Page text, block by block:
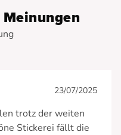
23/07/2025
trotz der weiten
Stickerei fällt die